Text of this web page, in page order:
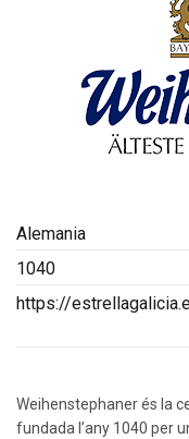
Alemania
1040
https://
Weihenstephaner és la
fundada l’any 1040 per